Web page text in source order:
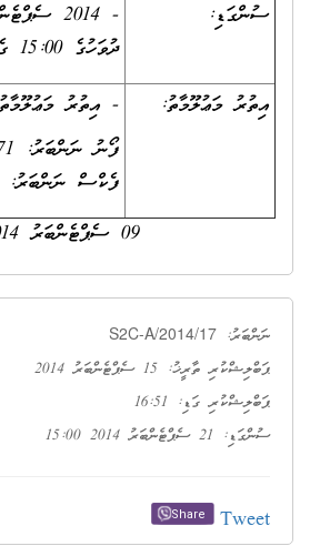
ސުންގަޑި:
ދުވަހުގެ 15:00 ގެ ކުރިން
އިތުރު މަޢުލޫމާތު:
- އިތުރު
ފެކްސް ނަންބަރު:
09 ސެޕްޓެންބަރު 2014
ނަންބަރު: S2C-A/2014/17
ޕަބްލިޝްކުރި ތާރީޚު: 15 ސެޕްޓެންބަރު 2014
ޕަބްލިޝްކުރި ގަޑި: 16:51
ސުންގަޑި: 21 ސެޕްޓެންބަރު 2014 15:00
Tweet
Share